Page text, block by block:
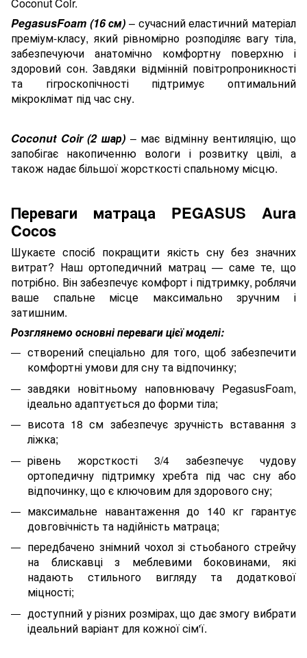
PegasusFoam (16 см) – сучасний еластичний матеріал
преміум-класу, який рівномірно розподіляє вагу тіла,
забезпечуючи анатомічно комфортну поверхню і
здоровий сон. Завдяки відмінній повітропроникності
та гігроскопічності підтримує оптимальний
мікроклімат під час сну.
Coconut Coir (2 шар)– має відмінну вентиляцію, що
запобігає накопиченню вологи і розвитку цвілі, а
також надає більшої жорсткості спальному місцю.
Переваги матраца PEGASUS Aura
Cocos
Шукаєте спосіб покращити якість сну без значних
витрат? Наш ортопедичний матрац — саме те, що
потрібно. Він забезпечує комфорт і підтримку, роблячи
ваше спальне місце максимально зручним і
затишним.
Розглянемо основні переваги цієї моделі:
створений спеціально для того, щоб забезпечити
комфортні умови для сну та відпочинку;
завдяки новітньому наповнювачу PegasusFoam,
ідеально адаптується до форми тіла;
висота 18 см забезпечує зручність вставання з
ліжка;
рівень жорсткості 3/4 забезпечує чудову
ортопедичну підтримку хребта під час сну або
відпочинку, що є ключовим для здорового сну;
максимальне навантаження до 140 кг гарантує
довговічність та надійність матраца;
передбачено знімний чохол зі стьобаного стрейчу
на блискавці з меблевими боковинами, які
надають стильного вигляду та додаткової
міцності;
доступний у різних розмірах, що дає змогу вибрати
ідеальний варіант для кожної сім'ї.